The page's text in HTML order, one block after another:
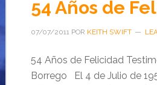
54 Años de
07/07/2011POR KEITH SWIFT
54 Años de Felicidad
Borrego El 4 de Julio de